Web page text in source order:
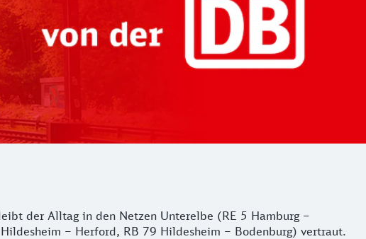
der Alltag in den Netzen Unterelbe (RE 5 Hamburg –
– Herford, RB 79 Hildesheim – Bodenburg) vertraut.